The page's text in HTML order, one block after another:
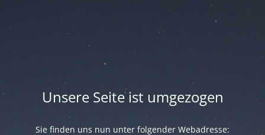
Unsere Seite ist umgezogen
Sie finden uns nun unter folgender Webadresse: